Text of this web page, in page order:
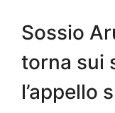
Sossio
torna sui
l’appello